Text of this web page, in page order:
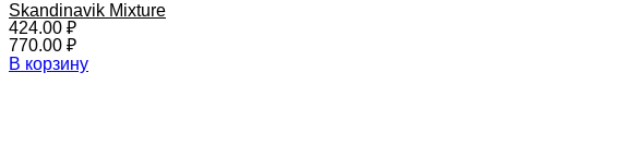
Skandinavik Mixture
424.00 ₽
770.00 ₽
В корзину